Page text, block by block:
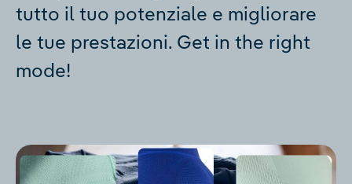
tutto il tuo potenziale e migliorare
le tue prestazioni. Get in the right
mode!